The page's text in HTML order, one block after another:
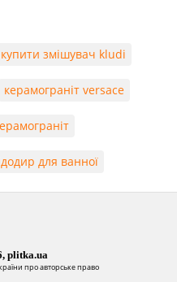
купити змішувач kludi
керамограніт versace
для ванної
plitka.ua
про авторське право